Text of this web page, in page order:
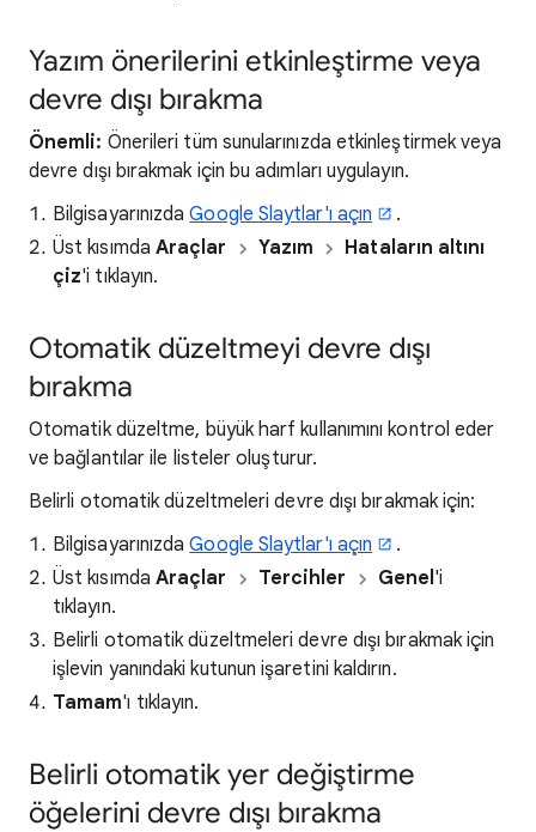
Yazım önerilerini etkinleştirme veya
devre dışı bırakma
Önemli: Önerileri tüm sunularınızda etkinleştirmek veya
devre dışı bırakmak için bu adımları uygulayın.
BilgisayarınızdaGoogle Slaytlar'ı açın
.
Üst kısımda Araçlar Yazım
Hataların altını
çiz'i tıklayın.
Otomatik düzeltmeyi devre dışı
bırakma
Otomatik düzeltme, büyük harf kullanımını kontrol eder
ve bağlantılar ile listeler oluşturur.
Belirli otomatik düzeltmeleri devre dışı bırakmak için:
BilgisayarınızdaGoogle Slaytlar'ı açın
.
Üst kısımda Araçlar Tercihler Genel'i
tıklayın.
Belirli otomatik düzeltmeleri devre dışı bırakmak için
işlevin yanındaki kutunun işaretini kaldırın.
Tamam'ı tıklayın.
Belirli otomatik yer değiştirme
öğelerini devre dışı bırakma